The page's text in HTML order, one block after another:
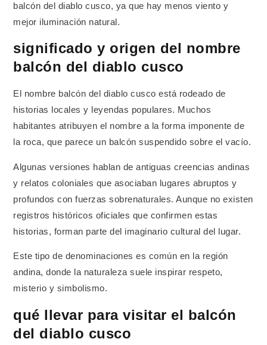
balcón del diablo cusco, ya que hay menos viento y
mejor iluminación natural.
significado y origen del nombre
balcón del diablo cusco
El nombre balcón del diablo cusco está rodeado de
historias locales y leyendas populares. Muchos
habitantes atribuyen el nombre a la forma imponente de
la roca, que parece un balcón suspendido sobre el vacío.
Algunas versiones hablan de antiguas creencias andinas
y relatos coloniales que asociaban lugares abruptos y
profundos con fuerzas sobrenaturales. Aunque no existen
registros históricos oficiales que confirmen estas
historias, forman parte del imaginario cultural del lugar.
Este tipo de denominaciones es común en la región
andina, donde la naturaleza suele inspirar respeto,
misterio y simbolismo.
qué llevar para visitar el balcón
del diablo cusco